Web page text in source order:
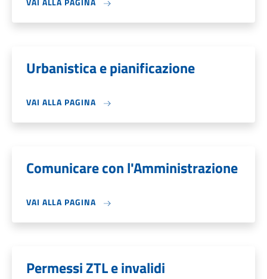
Urbanistica e pianificazione
VAI ALLA PAGINA
Comunicare con l'Amministrazione
VAI ALLA PAGINA
Permessi ZTL e invalidi